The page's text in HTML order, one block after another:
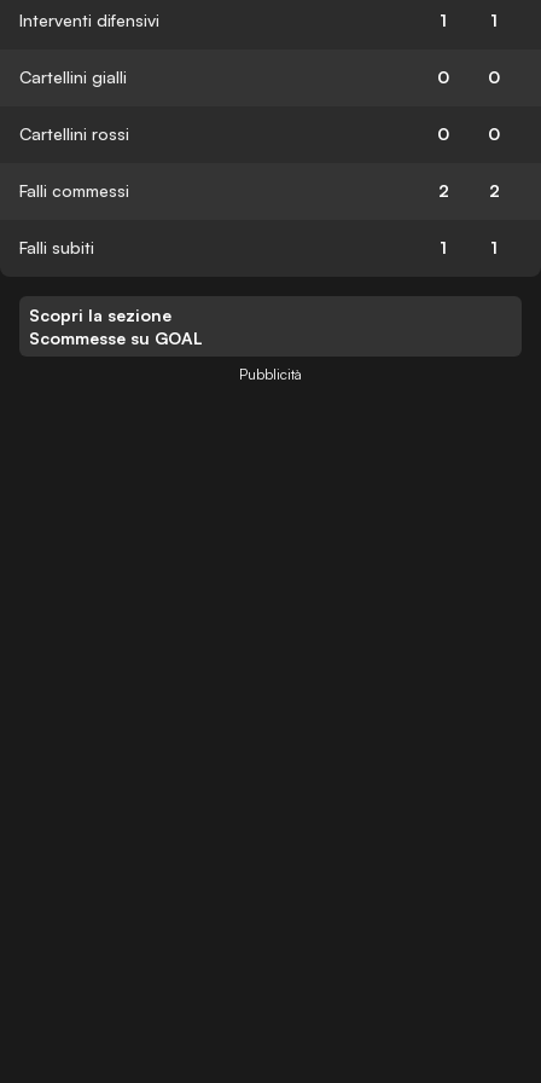
Interventi difensivi 1 1
Cartellini gialli 0 0
Cartellini rossi 0 0
Falli commessi 2 2
Falli subiti 1 1
Scopri la sezione
Scommesse su GOAL
Pubblicità